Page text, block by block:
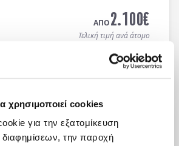
χρησιμοποιεί cookies
για την εξατομίκευση
διαφημίσεων, την παροχή
ΑΠΟ2.100€
Τελική τιμή ανά άτομο
ΜΕ ΣΑΦΑΡΙ ΣΤΗΝ ΚΕΝΥΑ &
Αναχωρήσεις